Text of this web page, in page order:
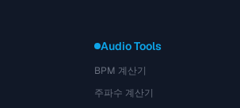
Audio Tools
BPM 계산기
주파수 계산기